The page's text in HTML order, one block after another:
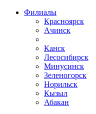
Филиалы
Красноярск
Ачинск
Канск
Лесосибирск
Минусинск
Зеленогорск
Норильск
Кызыл
Абакан